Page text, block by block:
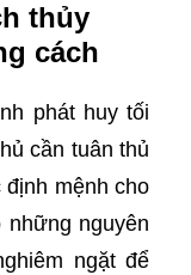
thủy
cách
phát huy tối
cần tuân thủ
mệnh cho
nguyên
ngặt để